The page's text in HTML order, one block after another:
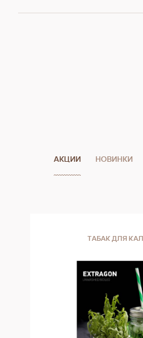
АКЦИИ НОВИНКИ
ТАБАК ДЛЯ